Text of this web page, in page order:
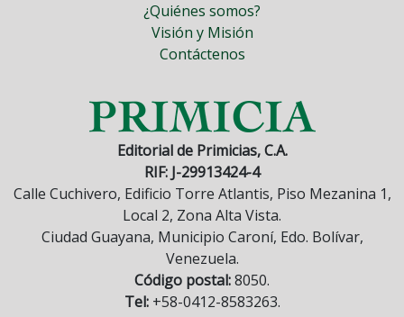
¿Quiénes somos?
Visión y Misión
Contáctenos
Editorial de Primicias, C.A.
RIF: J-29913424-4
Calle Cuchivero, Edificio Torre Atlantis, Piso Mezanina 1,
Local 2, Zona Alta Vista.
Ciudad Guayana, Municipio Caroní, Edo. Bolívar,
Venezuela.
Código postal:8050.
Tel:+58-0412-8583263.